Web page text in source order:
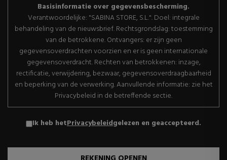
Basisinformatie over gegevensbescherming.
Verantwoordelijke: "SABINA STORE, S.L.". Doel: integrale
behandeling van de nieuwsbrief. Rechtsgrondslag: toestemming
van de betrokkene. Ontvangers: er zijn geen
gegevensoverdrachten voorzien en er is geen internationale
gegevensoverdracht. Rechten van betrokkenen: inzage,
rectificatie, verwijdering, bezwaar, gegevensoverdraagbaarheid
en beperking van de verwerking. Aanvullende informatie: zie het
Privacybeleid in de betreffende sectie.
Ik heb hetPrivacybeleidgelezen en geaccepteerd.